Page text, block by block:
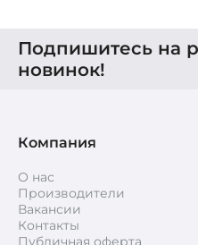
Подпишитесь на
новинок!
Компания
О нас
Производители
Вакансии
Контакты
Публичная оферта